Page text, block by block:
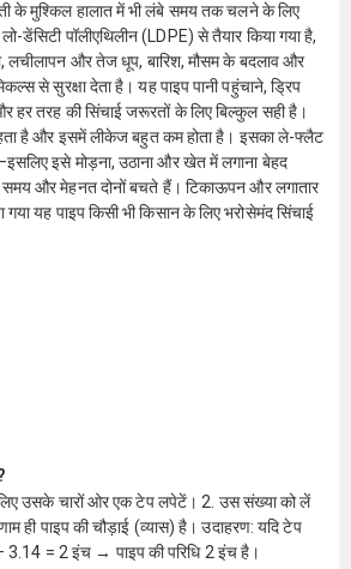
के मुश्किल हालात में भी लंबे समय तक चलने के लिए
डेंसिटी पॉलीएथिलीन (LDPE) से तैयार किया गया है,
लचीलापन और तेज धूप, बारिश, मौसम के बदलाव और
से सुरक्षा देता है। यह पाइप पानी पहुंचाने, ड्रिप
हर तरह की सिंचाई जरूरतों के लिए बिल्कुल सही है।
है और इसमें लीकेज बहुत कम होता है। इसका ले-फ्लैट
इसे मोड़ना, उठाना और खेत में लगाना बेहद
और मेहनत दोनों बचते हैं। टिकाऊपन और लगातार
गया यह पाइप किसी भी किसान के लिए भरोसेमंद सिंचाई
लिए उसके चारों ओर एक टेप लपेटें। 2. उस संख्या को लें
ही पाइप की चौड़ाई (व्यास) है। उदाहरण: यदि टेप
3.14 = 2 इंच → पाइप की परिधि 2 इंच है।